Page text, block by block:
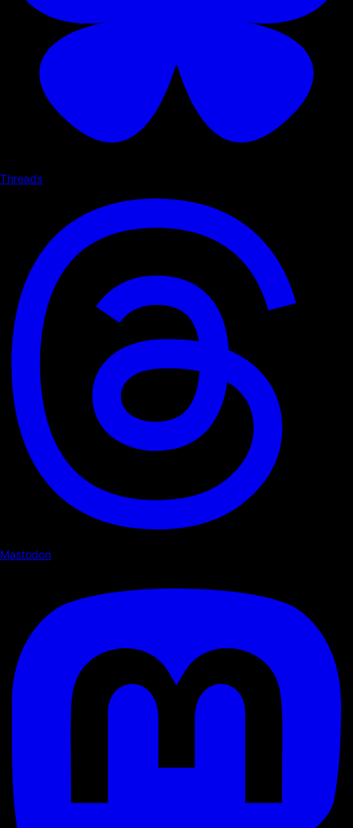
Threads
Mastodon